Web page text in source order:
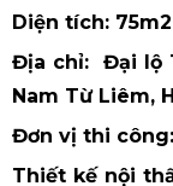
Diện tích:
Địa chỉ: Đại lộ
Nam Từ Liêm,
Đơn vị thi công:
Thiết kế nội